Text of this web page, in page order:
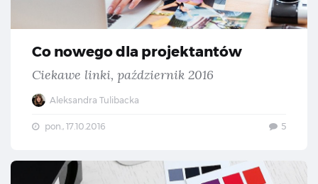
Co nowego dla projektantów
Ciekawe linki, październik 2016
Aleksandra Tulibacka
pon., 17.10.2016 5